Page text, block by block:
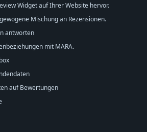
Widget auf Ihrer Website hervor.
Mischung an Rezensionen.
antworten
mit MARA.
auf Bewertungen